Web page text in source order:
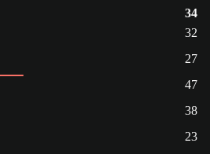
34
32
27
47
38
23